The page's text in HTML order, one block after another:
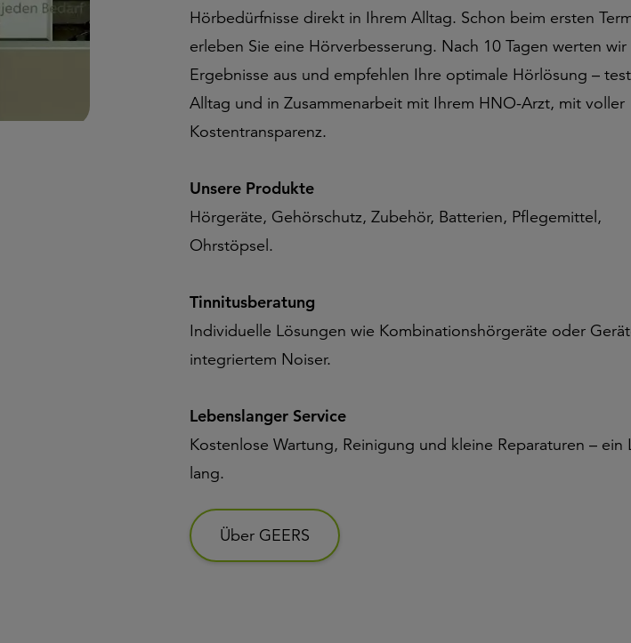
Hörbedürfnisse direkt in Ihrem Alltag. Schon beim ersten
erleben Sie eine Hörverbesserung. Nach 10 Tagen werten
Ergebnisse aus und empfehlen Ihre optimale Hörlösung –
Alltag und in Zusammenarbeit mit Ihrem HNO-Arzt, mit voller
Kostentransparenz.
Unsere Produkte
Hörgeräte, Gehörschutz, Zubehör, Batterien, Pflegemittel,
Ohrstöpsel.
Tinnitusberatung
Individuelle Lösungen wie Kombinationshörgeräte oder
integriertem Noiser.
Lebenslanger Service
Kostenlose Wartung, Reinigung und kleine Reparaturen – ein
lang.
Über GEERS